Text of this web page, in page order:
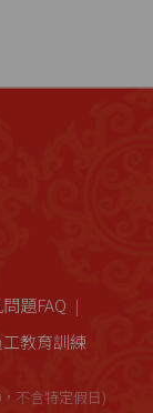
題FAQ
工教育訓練
不含特定假日)